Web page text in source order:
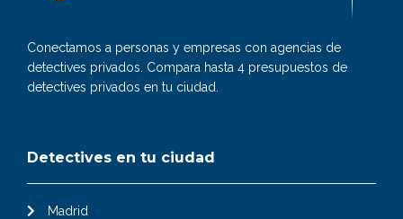
Conectamos a personas y empresas con agencias de
detectives privados. Compara hasta 4 presupuestos de
detectives privados en tu ciudad.
Detectives en tu ciudad
Madrid